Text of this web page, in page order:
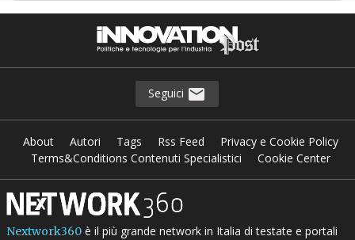
Seguici
About Autori Tags Rss Feed
Privacy e Cookie Policy
Terms&Conditions Contenuti Specialistici
Cookie Center
Nextwork360è il più grande network in Italia di testate e portali